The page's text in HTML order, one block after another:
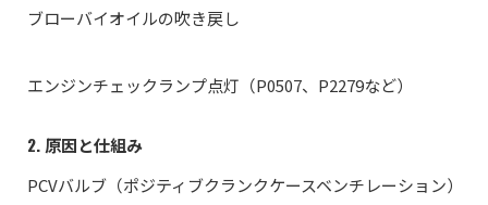
ブローバイオイルの吹き戻し
エンジンチェックランプ点灯（P0507、P2279など）
2. 原因と仕組み
PCVバルブ（ポジティブクランクケースベンチレーション）